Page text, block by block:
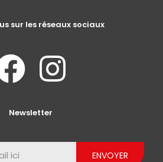
sur les réseaux sociaux
Newsletter